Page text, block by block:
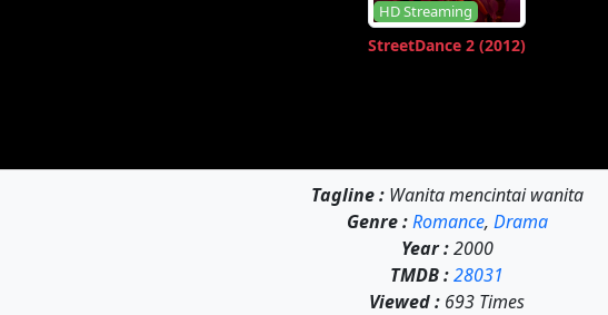
HD Streaming
StreetDance 2 (2012)
Tagline :Wanita mencintai wanita
Genre : Romance, Drama
Year :2000
TMDB :28031
Viewed : 693 Times